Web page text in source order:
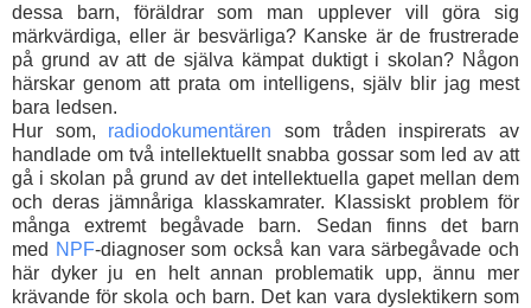
dessa barn, föräldrar som man upplever vill göra sig
märkvärdiga, eller är besvärliga? Kanske är de frustrerade
på grund av att de själva kämpat duktigt i skolan? Någon
härskar genom att prata om intelligens, själv blir jag mest
bara ledsen.
Hur som, radiodokumentären som tråden inspirerats av
handlade om två intellektuellt snabba gossar som led av att
gå i skolan på grund av det intellektuella gapet mellan dem
och deras jämnåriga klasskamrater. Klassiskt problem för
många extremt begåvade barn. Sedan finns det barn
med NPF-diagnoser som också kan vara särbegåvade och
här dyker ju en helt annan problematik upp, ännu mer
krävande för skola och barn. Det kan vara dyslektikern som